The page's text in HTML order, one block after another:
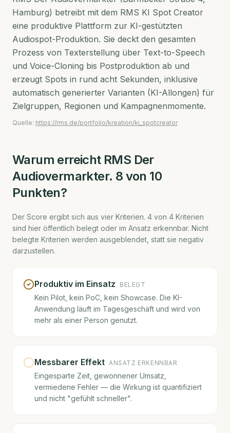
Hamburg) betreibt mit dem RMS KI Spot Creator
eine produktive Plattform zur KI-gestützten
Audiospot-Produktion. Sie deckt den gesamten
Prozess von Texterstellung über Text-to-Speech
und Voice-Cloning bis Postproduktion ab und
erzeugt Spots in rund acht Sekunden, inklusive
automatisch generierter Varianten (KI-Allongen) für
Zielgruppen, Regionen und Kampagnenmomente.
Quelle: https://rms.de/portfolio/kreation/ki_spotcreator
Warum erreicht RMS Der
Audiovermarkter. 8 von 10
Punkten?
Der Score ergibt sich aus vier Kriterien. 4 von 4 Kriterien
sind hier öffentlich belegt oder im Ansatz erkennbar. Nicht
belegte Kriterien werden ausgeblendet, statt sie negativ
darzustellen.
Produktiv im Einsatz BELEGT
Kein Pilot, kein PoC, kein Showcase. Die KI-
Anwendung läuft im Tagesgeschäft und wird von
mehr als einer Person genutzt.
Messbarer Effekt ANSATZ ERKENNBAR
Eingesparte Zeit, gewonnener Umsatz,
vermiedene Fehler — die Wirkung ist quantifiziert
und nicht "gefühlt schneller".